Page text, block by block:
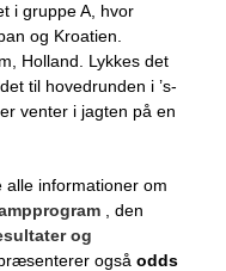
i gruppe A, hvor
og Kroatien.
Holland. Lykkes det
til hovedrunden i ’s-
venter i jagten på en
alle informationer om
, den
og
også odds